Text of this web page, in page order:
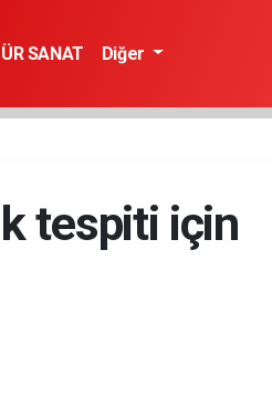
SANAT Diğer
tespiti için